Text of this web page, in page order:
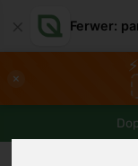
Ferwer:
×
⚡